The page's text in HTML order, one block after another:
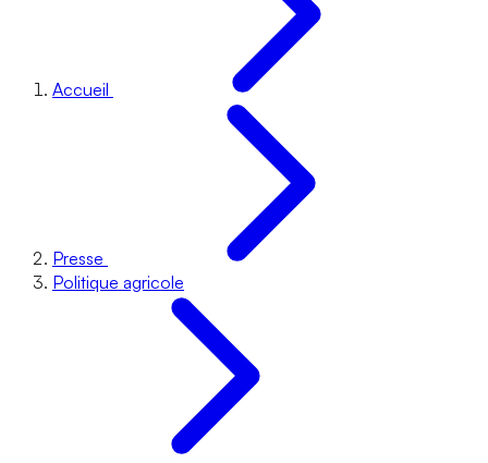
Accueil
Presse
Politique agricole